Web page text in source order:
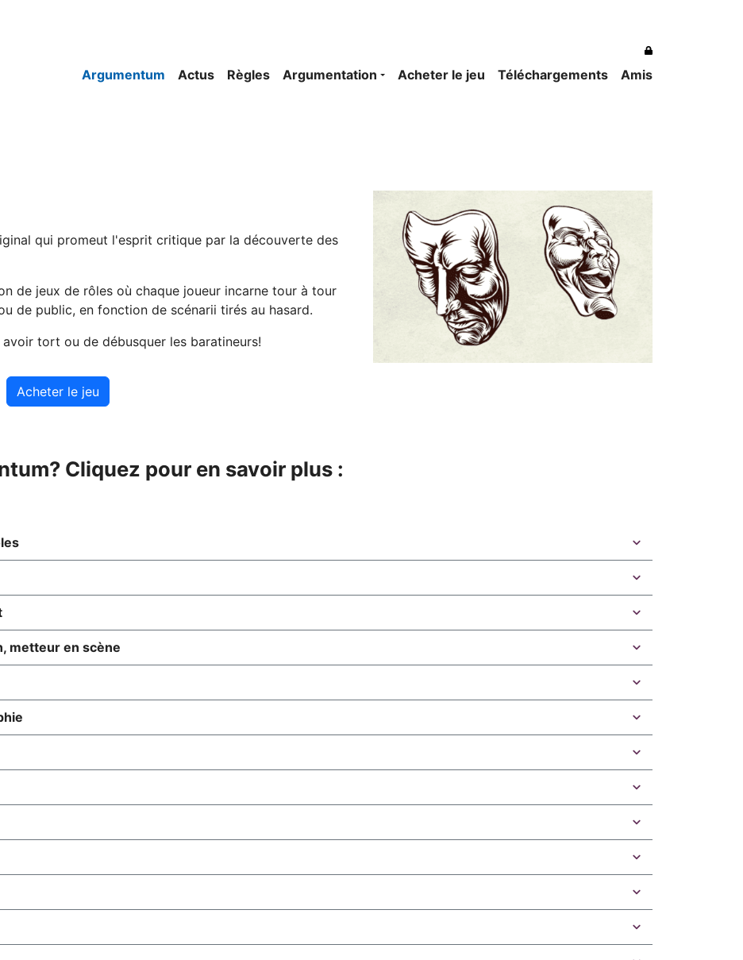
Argumentum Actus Règles Argumentation Acheter le jeu Téléchargements Amis
qui promeut l'esprit critique par la découverte des
de jeux de rôles où chaque joueur incarne tour à tour
de public, en fonction de scénarii tirés au hasard.
tort ou de débusquer les baratineurs!
Acheter le jeu
Cliquez pour en savoir plus :
metteur en scène